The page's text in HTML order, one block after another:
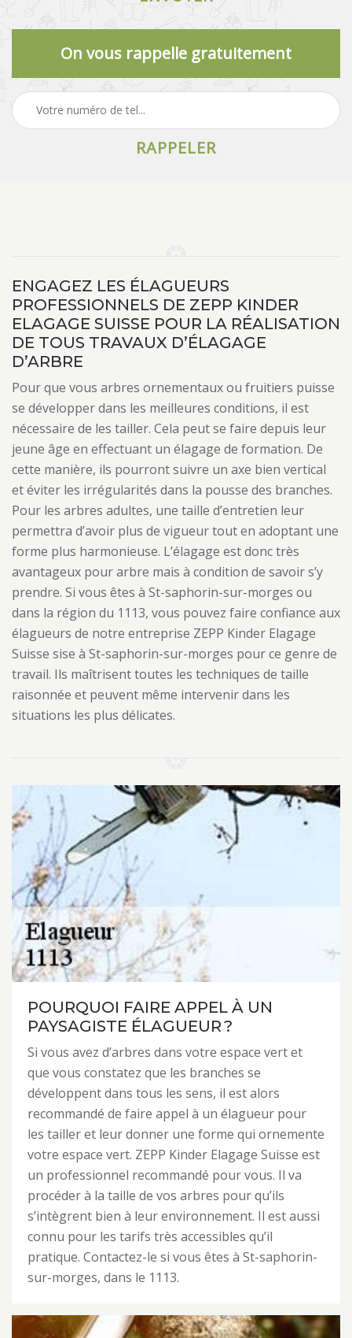
On vous rappelle gratuitement
ENGAGEZ LES ÉLAGUEURS
PROFESSIONNELS DE ZEPP KINDER
ELAGAGE SUISSE POUR LA RÉALISATION
DE TOUS TRAVAUX D’ÉLAGAGE
D’ARBRE
Pour que vous arbres ornementaux ou fruitiers puisse
se développer dans les meilleures conditions, il est
nécessaire de les tailler. Cela peut se faire depuis leur
jeune âge en effectuant un élagage de formation. De
cette manière, ils pourront suivre un axe bien vertical
et éviter les irrégularités dans la pousse des branches.
Pour les arbres adultes, une taille d’entretien leur
permettra d’avoir plus de vigueur tout en adoptant une
forme plus harmonieuse. L’élagage est donc très
avantageux pour arbre mais à condition de savoir s’y
prendre. Si vous êtes à St-saphorin-sur-morges ou
dans la région du 1113, vous pouvez faire confiance aux
élagueurs de notre entreprise ZEPP Kinder Elagage
Suisse sise à St-saphorin-sur-morges pour ce genre de
travail. Ils maîtrisent toutes les techniques de taille
raisonnée et peuvent même intervenir dans les
situations les plus délicates.
POURQUOI FAIRE APPEL À UN
PAYSAGISTE ÉLAGUEUR ?
Si vous avez d’arbres dans votre espace vert et
que vous constatez que les branches se
développent dans tous les sens, il est alors
recommandé de faire appel à un élagueur pour
les tailler et leur donner une forme qui ornemente
votre espace vert. ZEPP Kinder Elagage Suisse est
un professionnel recommandé pour vous. Il va
procéder à la taille de vos arbres pour qu’ils
s’intègrent bien à leur environnement. Il est aussi
connu pour les tarifs très accessibles qu’il
pratique. Contactez-le si vous êtes à St-saphorin-
sur-morges, dans le 1113.